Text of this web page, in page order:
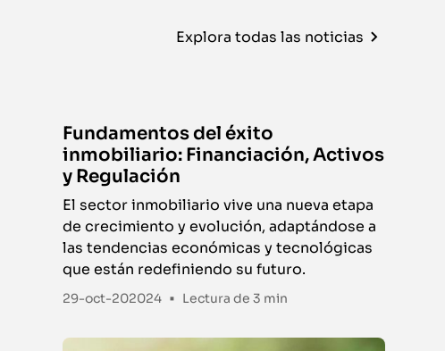
Explora todas las noticias
Fundamentos del éxito
inmobiliario: Financiación, Activos
y Regulación
El sector inmobiliario vive una nueva etapa
de crecimiento y evolución, adaptándose a
las tendencias económicas y tecnológicas
que están redefiniendo su futuro.
29-oct-202024 • Lectura de3 min